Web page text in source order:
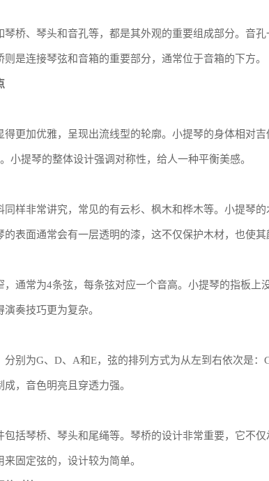
琴桥、琴头和音孔等，都是其外观的重要组成部分。音
是连接琴弦和音箱的重要部分，通常位于音箱的下方。
得更加优雅，呈现出流线型的轮廓。小提琴的身体相对
小提琴的整体设计强调对称性，给人一种平衡美感。
同样非常讲究，常见的有云杉、枫木和桦木等。小提琴
表面通常会有一层透明的漆，这不仅保护木材，也使其
，通常为4条弦，每条弦对应一个音高。小提琴的指板上
奏技巧更为复杂。
分别为G、D、A和E，弦的排列方式为从左到右依次是
，音色明亮且穿透力强。
包括琴桥、琴头和尾绳等。琴桥的设计非常重要，它不仅
固定弦的，设计较为简单。